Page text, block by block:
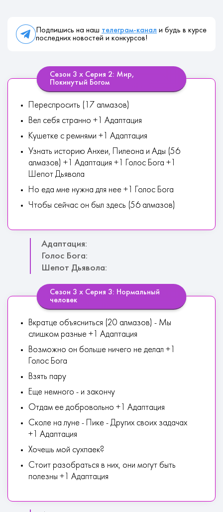
Подпишись на наш телеграм-канал и будь в курсе
последних новостей и конкурсов!
Сезон 3 х Серия 2: Мир,
Покинутый Богом
Переспросить (17 алмазов)
Вел себя странно +1 Адаптация
Кушетке с ремнями +1 Адаптация
Узнать историю Анхеи, Пилеона и Ады (56
алмазов) +1 Адаптация +1 Голос Бога +1
Шепот Дьявола
Но еда мне нужна для нее +1 Голос Бога
Чтобы сейчас он был здесь (56 алмазов)
Адаптация:
Голос Бога:
Шепот Дьявола:
Сезон 3 х Серия 3: Нормальный
человек
Вкратце объясниться (20 алмазов) - Мы
слишком разные +1 Адаптация
Возможно он больше ничего не делал +1
Голос Бога
Взять пару
Еще немного - и закончу
Отдам ее добровольно +1 Адаптация
Сколе на луне - Пике - Других своих задачах
+1 Адаптация
Хочешь мой сухпаек?
Стоит разобраться в них, они могут быть
полезны +1 Адаптация